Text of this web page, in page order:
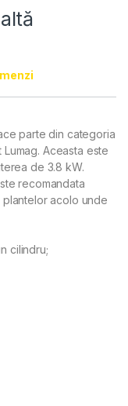
parte din categoria
Aceasta este
de 3.8 kW.
recomandata
acolo unde
cilindru;